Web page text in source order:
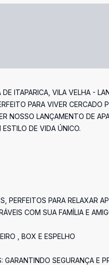
ITAPARICA, VILA VELHA -
PARA VIVER CERCADO
NOSSO LANÇAMENTO DE
DE VIDA ÚNICO.
PERFEITOS PARA RELAXAR
COM SUA FAMÍLIA E
, BOX E ESPELHO
SEGURANÇA E